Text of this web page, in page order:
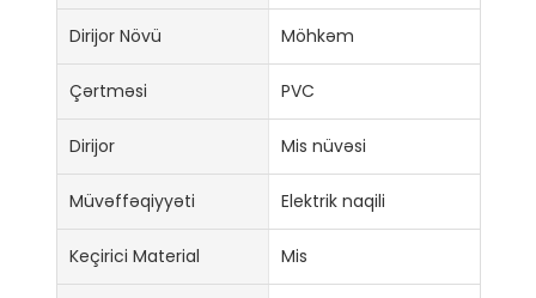
Dirijor Növü Möhkəm
Çərtməsi PVC
Dirijor Mis nüvəsi
Müvəffəqiyyəti Elektrik naqili
Keçirici Material Mis